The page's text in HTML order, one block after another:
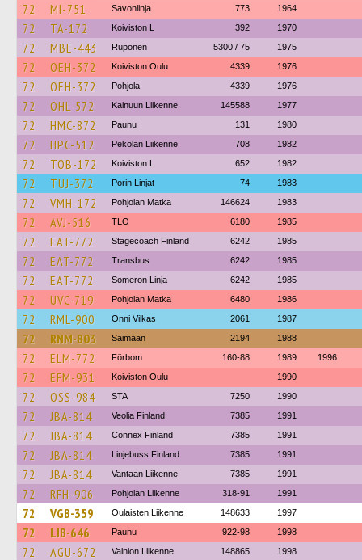
72 MI-751 Savonlinja 773 1964
72 TA-172 Koiviston L 392 1970
72 MBE-443 Ruponen 5300 / 75 1975
72 OEH-372 Koiviston Oulu 4339 1976
72 OEH-372 Pohjola 4339 1976
72 OHL-572 Kainuun Liikenne 145588 1977
72 HMC-872 Paunu 131 1980
72 HPC-512 Pekolan Liikenne 708 1982
72 TOB-172 Koiviston L 652 1982
72 TUJ-372 Porin Linjat 74 1983
72 VMH-172 Pohjolan Matka 146624 1983
72 AVJ-516 TLO 6180 1985
72 EAT-772 Stagecoach Finland 6242 1985
72 EAT-772 Transbus 6242 1985
72 EAT-772 Someron Linja 6242 1985
72 UVC-719 Pohjolan Matka 6480 1986
72 RML-900 Onni Vilkas 2061 1987
72 RNM-803 Saimaan 2194 1988
72 ELM-772 Förbom 160-88 1989 1996
72 EFM-931 Koiviston Oulu 1990
72 OSS-984 STA 7250 1990
72 JBA-814 Veolia Finland 7385 1991
72 JBA-814 Connex Finland 7385 1991
72 JBA-814 Linjebuss Finland 7385 1991
72 JBA-814 Vantaan Liikenne 7385 1991
72 RFH-906 Pohjolan Liikenne 318-91 1991
72 VGB-359 Oulaisten Liikenne 148633 1997
72 LIB-646 Paunu 922-98 1998
72 AGU-672 Vainion Liikenne 148865 1998